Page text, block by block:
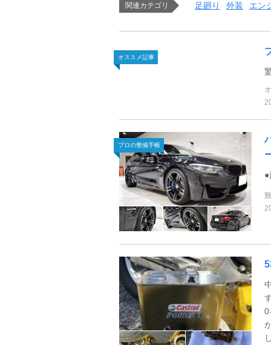
関連カテゴリ 足廻り 外装 エン
オススメ記事
プロの整備手帳
0